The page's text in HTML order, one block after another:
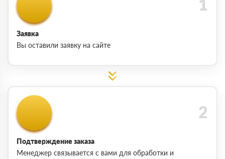
Заявка
Вы оставили заявку на сайте
Подтверждение заказа
Менеджер связывается с вами для обработки и